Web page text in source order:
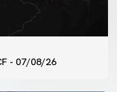
- 07/08/26